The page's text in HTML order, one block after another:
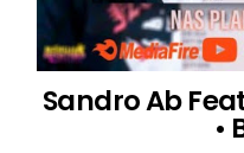
Sandro Ab
•